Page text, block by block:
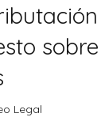
sobre
Legal